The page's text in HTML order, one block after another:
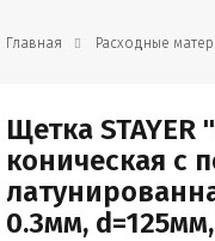
Главная Расходные
Щетка STAYER
коническая с
0.3мм,